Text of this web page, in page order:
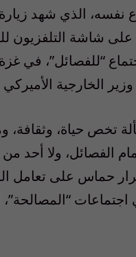
نفسه، الذي شهد
شاشة التلفزيون
“للفصائل”، في
الخارجية
تخص حياة، وثقافة،
الفصائل، ولا أحد من
حماس على تعامل